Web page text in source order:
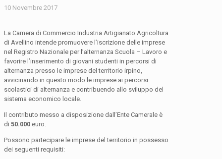
10 Novembre 2017
La Camera di Commercio Industria Artigianato Agricoltura
di Avellino intende promuovere l’iscrizione delle imprese
nel Registro Nazionale per l’alternanza Scuola – Lavoro e
favorire l’inserimento di giovani studenti in percorsi di
alternanza presso le imprese del territorio irpino,
avvicinando in questo modo le imprese ai percorsi
scolastici di alternanza e contribuendo allo sviluppo del
sistema economico locale.
Il contributo messo a disposizione dall’Ente Camerale è
di 50.000 euro.
Possono partecipare le imprese del territorio in possesso
dei seguenti requisiti: